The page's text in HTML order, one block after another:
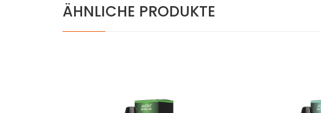
ÄHNLICHE PRODUKTE